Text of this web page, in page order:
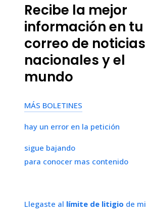
Recibe la mejor
información en tu
correo de noticias
nacionales y el
mundo
MÁS BOLETINES
hay un error en la petición
sigue bajando
para conocer mas contenido
Llegaste al límite de litigio de mi